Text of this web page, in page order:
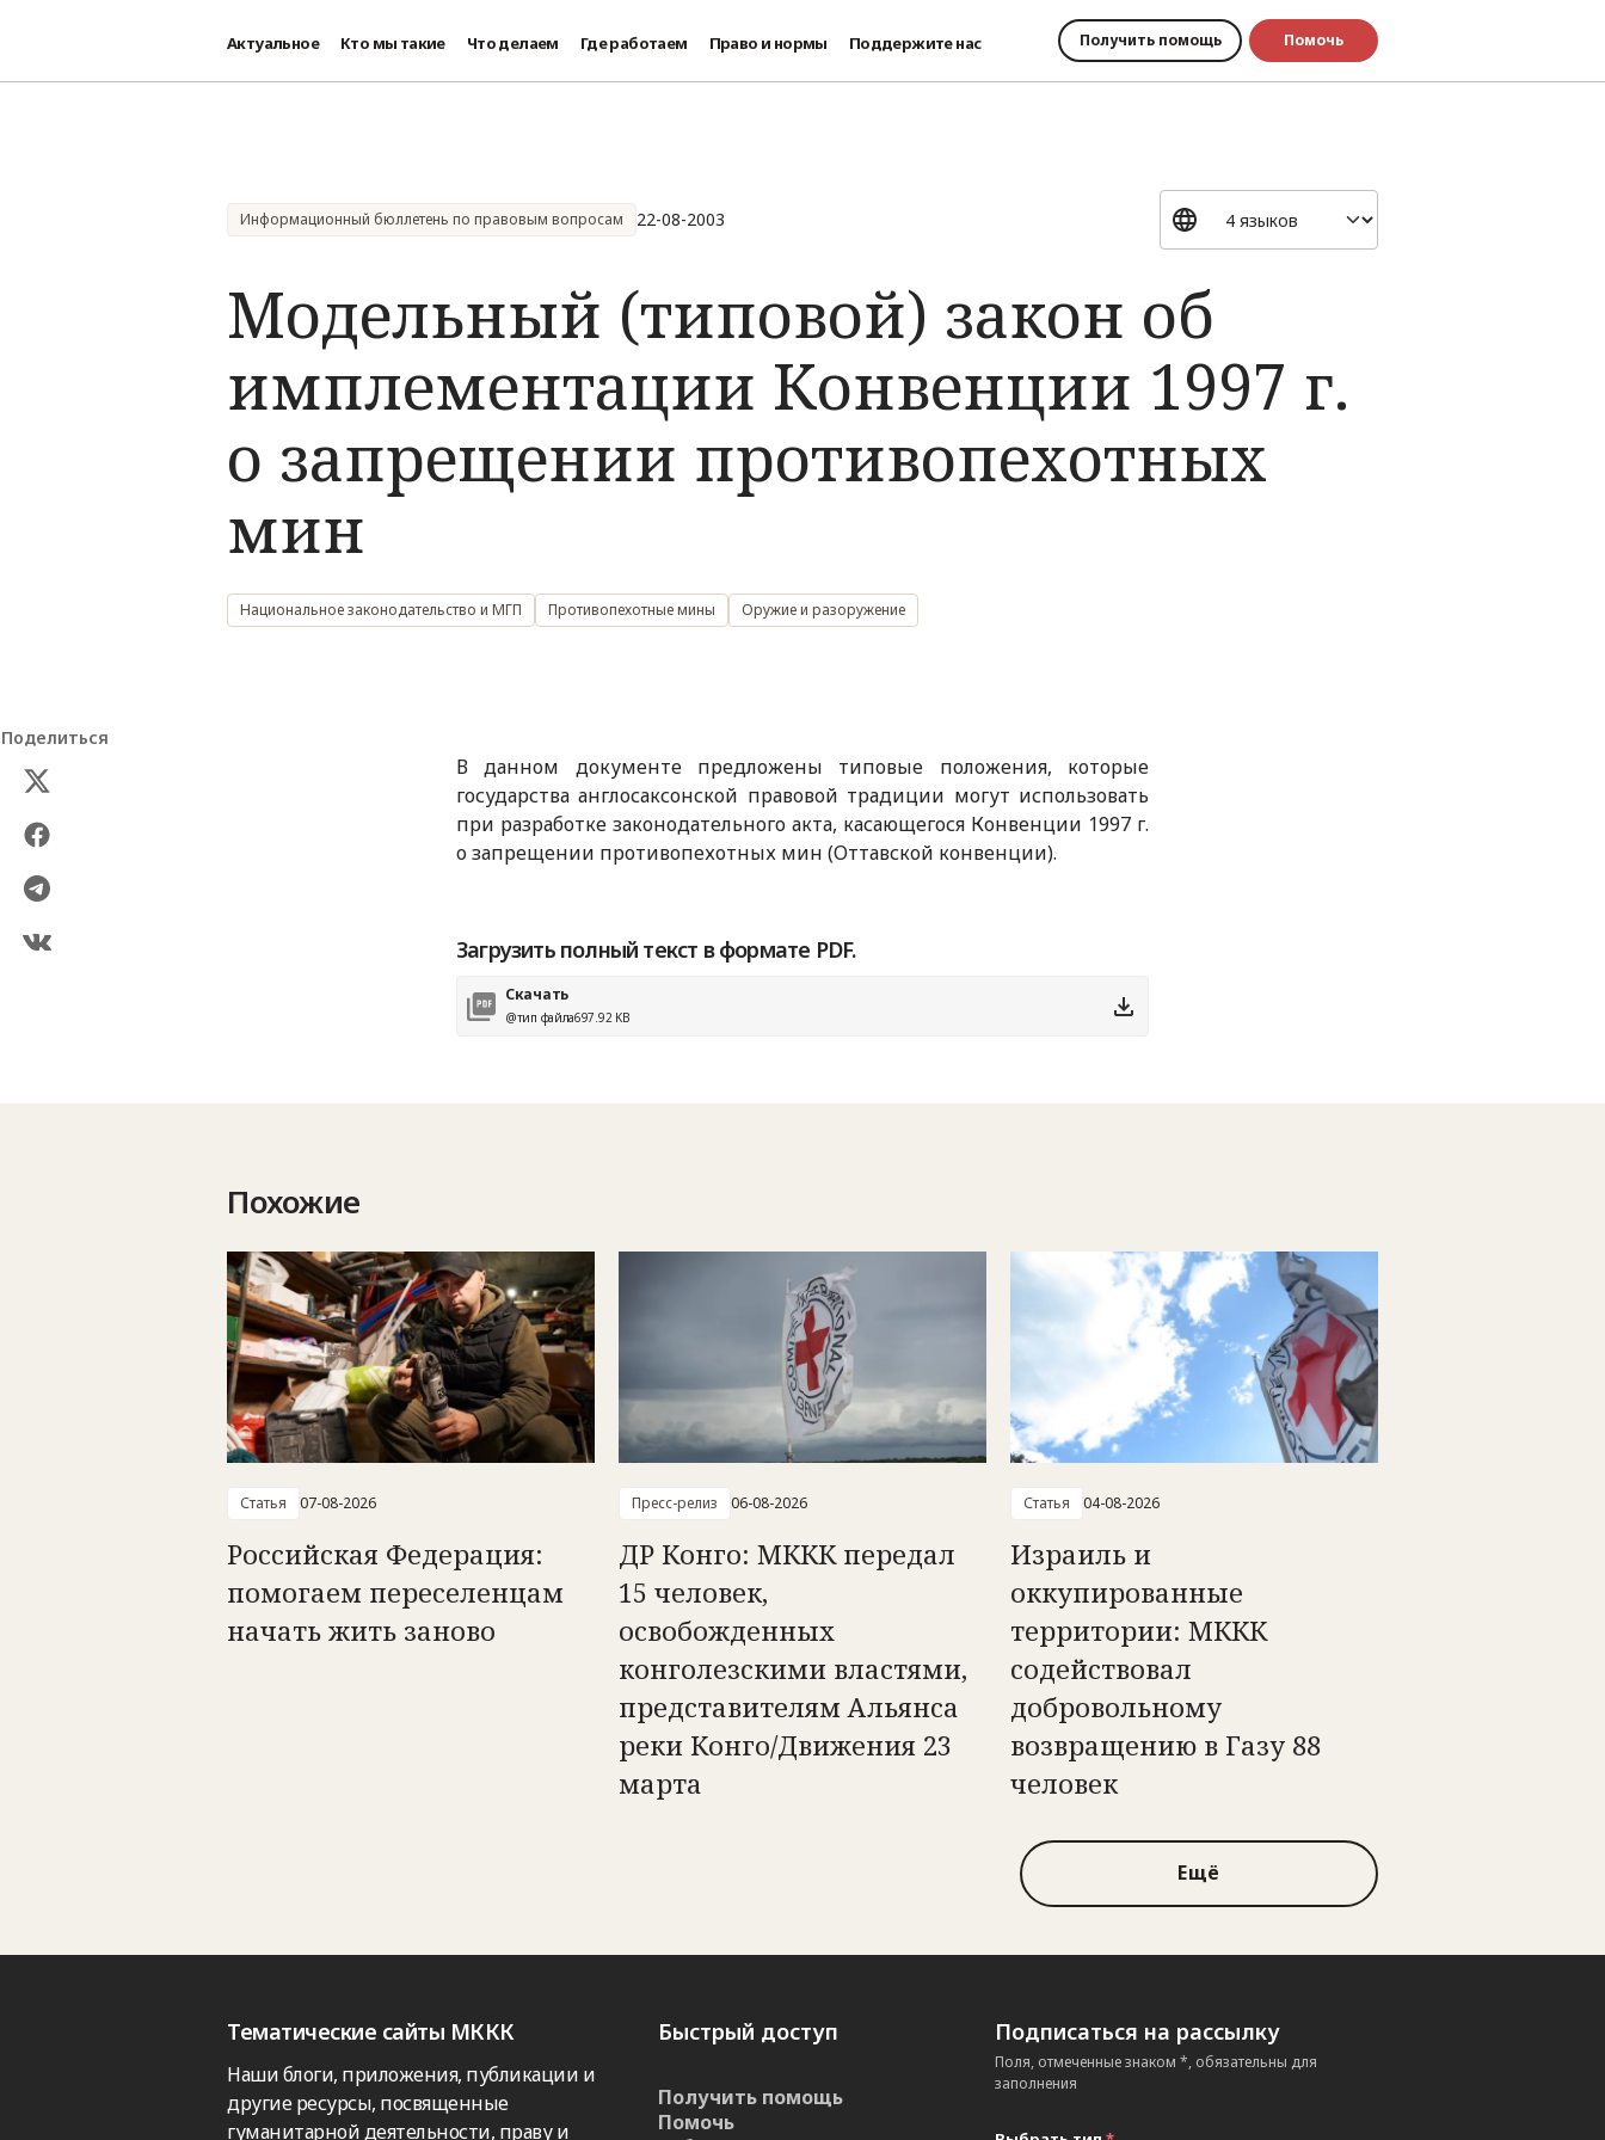
Актуальное Кто мы такие Что делаем Где работаем Право и нормы Поддержите нас Получить помощь Помочь
Информационный бюллетень по правовым вопросам 22-08-2003
Модельный (типовой) закон об
имплементации Конвенции 1997 г.
о запрещении противопехотных
мин
Национальное законодательство и МГП Противопехотные мины Оружие и разоружение
Поделиться
В данном документе предложены типовые положения, которые
государства англосаксонской правовой традиции могут использовать
при разработке законодательного акта, касающегося Конвенции 1997 г.
о запрещении противопехотных мин (Оттавской конвенции).
Загрузить полный текст в формате PDF.
Скачать
@тип файла697.92 KB
Похожие
Статья 07-08-2026
Российская Федерация:
помогаем переселенцам
начать жить заново
Пресс-релиз 06-08-2026
ДР Конго: МККК передал
15 человек,
освобожденных
конголезскими властями,
представителям Альянса
реки Конго/Движения 23
марта
Статья 04-08-2026
Израиль и
оккупированные
территории: МККК
содействовал
добровольному
возвращению в Газу 88
человек
Ещё
Тематические сайты МККК
Наши блоги, приложения, публикации и
другие ресурсы, посвященные
гуманитарной деятельности, праву и
Быстрый доступ
Получить помощь
Помочь
Подписаться на рассылку
Поля, отмеченные знаком *, обязательны для
заполнения